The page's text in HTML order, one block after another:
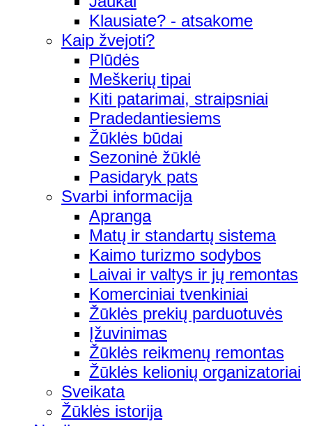
Klausiate? - atsakome
Kaip žvejoti?
Plūdės
Meškerių tipai
Kiti patarimai, straipsniai
Pradedantiesiems
Žūklės būdai
Sezoninė žūklė
Pasidaryk pats
Svarbi informacija
Apranga
Matų ir standartų sistema
Kaimo turizmo sodybos
Laivai ir valtys ir jų remontas
Komerciniai tvenkiniai
Žūklės prekių parduotuvės
Įžuvinimas
Žūklės reikmenų remontas
Žūklės kelionių organizatoriai
Sveikata
Žūklės istorija